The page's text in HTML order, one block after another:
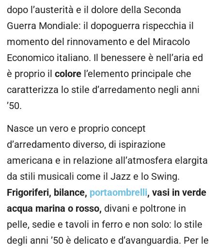
dopo l’austerità e il dolore della Seconda
Guerra Mondiale: il dopoguerra rispecchia il
momento del rinnovamento e del Miracolo
Economico italiano. Il benessere è nell’aria ed
è proprio il colore l’elemento principale che
caratterizza lo stile d’arredamento negli anni
’50.
Nasce un vero e proprio concept
d’arredamento diverso, di ispirazione
americana e in relazione all’atmosfera elargita
da stili musicali come il Jazz e lo Swing.
Frigoriferi, bilance, portaombrelli, vasi in verde
acqua marina o rosso, divani e poltrone in
pelle, sedie e tavoli in ferro e non solo: lo stile
degli anni ’50 è delicato e d’avanguardia. Per le